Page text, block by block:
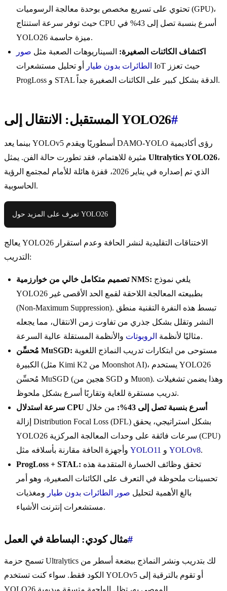
تحتوي على تسريع مخصص بوحدة معالجة الرسوميات (GPU)،
حيث توفر سرعة استنتاج CPU أسرع بنسبة تصل إلى 43% في
YOLO26 ميزة حاسمة.
اكتشاف الكائنات الصغيرة: السيناريوهات الصعبة مثل صور
الطائرات بدون طيار
أو تحليل مستشعرات IoT حيث تعزز
ProgLoss و STAL الدقة بشكل كبير على الكائنات الصغيرة جداً.
المستقبل: الانتقال إلى YOLO26#
بينما يعد YOLOv5 أسطوريًا ويقدم DAMO-YOLO رؤى أكاديمية
Ultralytics YOLO26،
الذي تم إصداره في يناير 2026، قفزة هائلة للأمام لمجتمع الرؤية
الحاسوبية.
تعرف على المزيد حول YOLO26
يعالج YOLO26 الاختناقات التقليدية لنشر الحافة وعدم استقرار
التدريب:
تصميم متكامل خالي من خوارزمية NMS:
YOLO26 بطبيعته المعالجة اللاحقة لقمع الحد الأقصى غير
(Non-Maximum Suppression). تبسط هذه النفرة التقنية منطق
النشر وتقلل بشكل جذري من تفاوت زمن الانتقال، مما يجعله
مثاليًا لأنظمة الروبوتات
والأنظمة المستقلة عالية السرعة.
مُحسِّن MuSGD:
الكبيرة (مثل Kimi K2 من Moonshot AI)، يستخدم YOLO26
مُحسِّن MuSGD (هجين من SGD و Muon). وهذا يضمن تشغيلات
تدريب مستقرة للغاية وتقاربًا أسرع بشكل ملحوظ.
سرعة استدلال CPU أسرع بنسبة تصل إلى 43%:
من خلال
إزالة Distribution Focal Loss (DFL) بشكل استراتيجي، يحقق
YOLO26 سرعات فائقة على وحدات المعالجة المركزية (CPU)
YOLO11 YOLOv8.
ProgLoss + STAL:
تحسينات ملحوظة في التعرف على الكائنات الصغيرة، وهو أمر
بالغ الأهمية لتحليل صور الطائرات بدون طيار ومغذيات
مستشعرات إنترنت الأشياء.
مثال كودي: البساطة في العمل#
تسمح حزمة Ultralytics لك بتدريب ونشر النماذج ببضعة أسطر من
الكود فقط. سواء كنت تستخدم YOLOv5 أو تقوم بالترقية إلى